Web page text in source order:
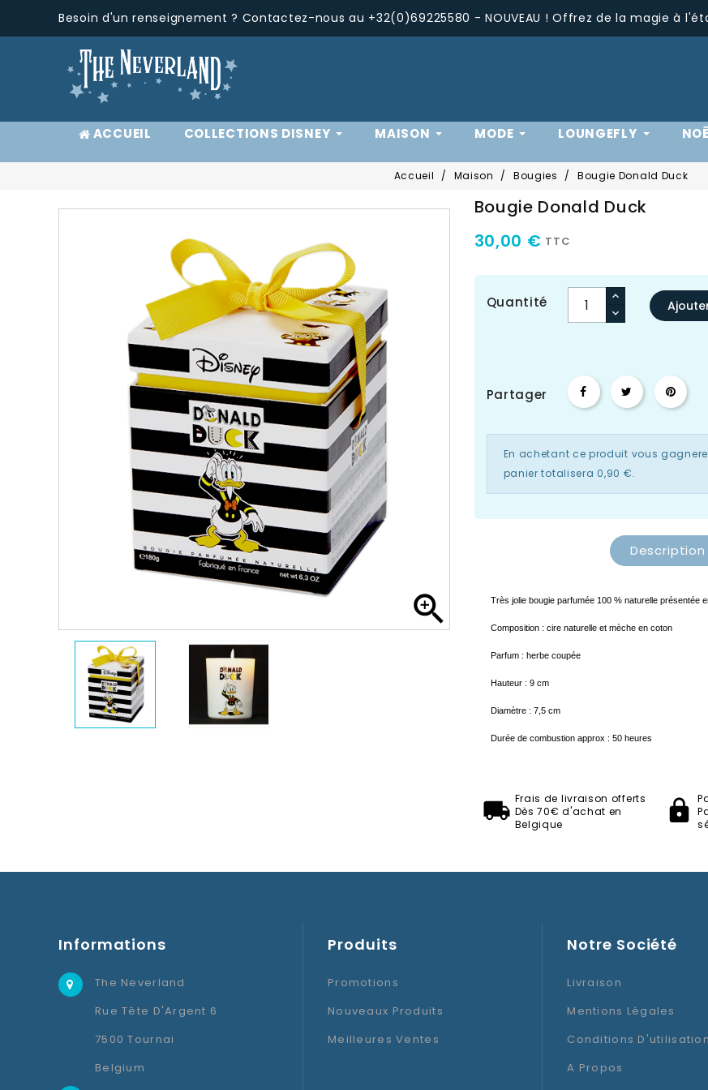
Besoin d'un renseignement ? Contactez-nous au +32(0)69225580 - NOUVEAU ! Offrez de la magie à
ACCUEIL COLLECTIONS DISNEY MAISON MODE LOUNGEFLY
Accueil Maison Bougies Bougie Donald Duck

Bougie Donald Duck
30,00 € TTC
Quantité
Partager
En achetant ce produit vous
panier totalisera 0,90 €.
Description
Très jolie bougie parfumée 100 % naturelle présentée
Composition : cire naturelle et mèche en coton
Parfum : herbe coupée
Hauteur : 9 cm
Diamètre : 7,5 cm
Durée de combustion approx : 50 heures
Frais de livraison offerts
Dès 70€ d'achat en
Belgique
Informations
The Neverland
Rue Tête D'Argent 6
7500 Tournai
Belgium
Produits
Promotions
Nouveaux Produits
Meilleures Ventes
Notre Société
Livraison
Mentions Légales
Conditions D'utilisation
A Propos